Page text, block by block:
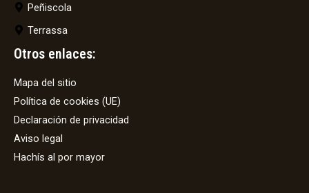
Peñiscola
Terrassa
Otros enlaces:
Mapa del sitio
Política de cookies (UE)
Declaración de privacidad
Aviso legal
Hachís al por mayor